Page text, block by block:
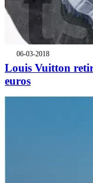
06-03-2018
Louis Vuitton
euros